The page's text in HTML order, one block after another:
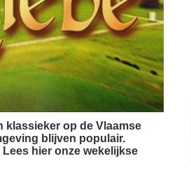
klassieker op de Vlaamse
blijven populair.
hier onze wekelijkse